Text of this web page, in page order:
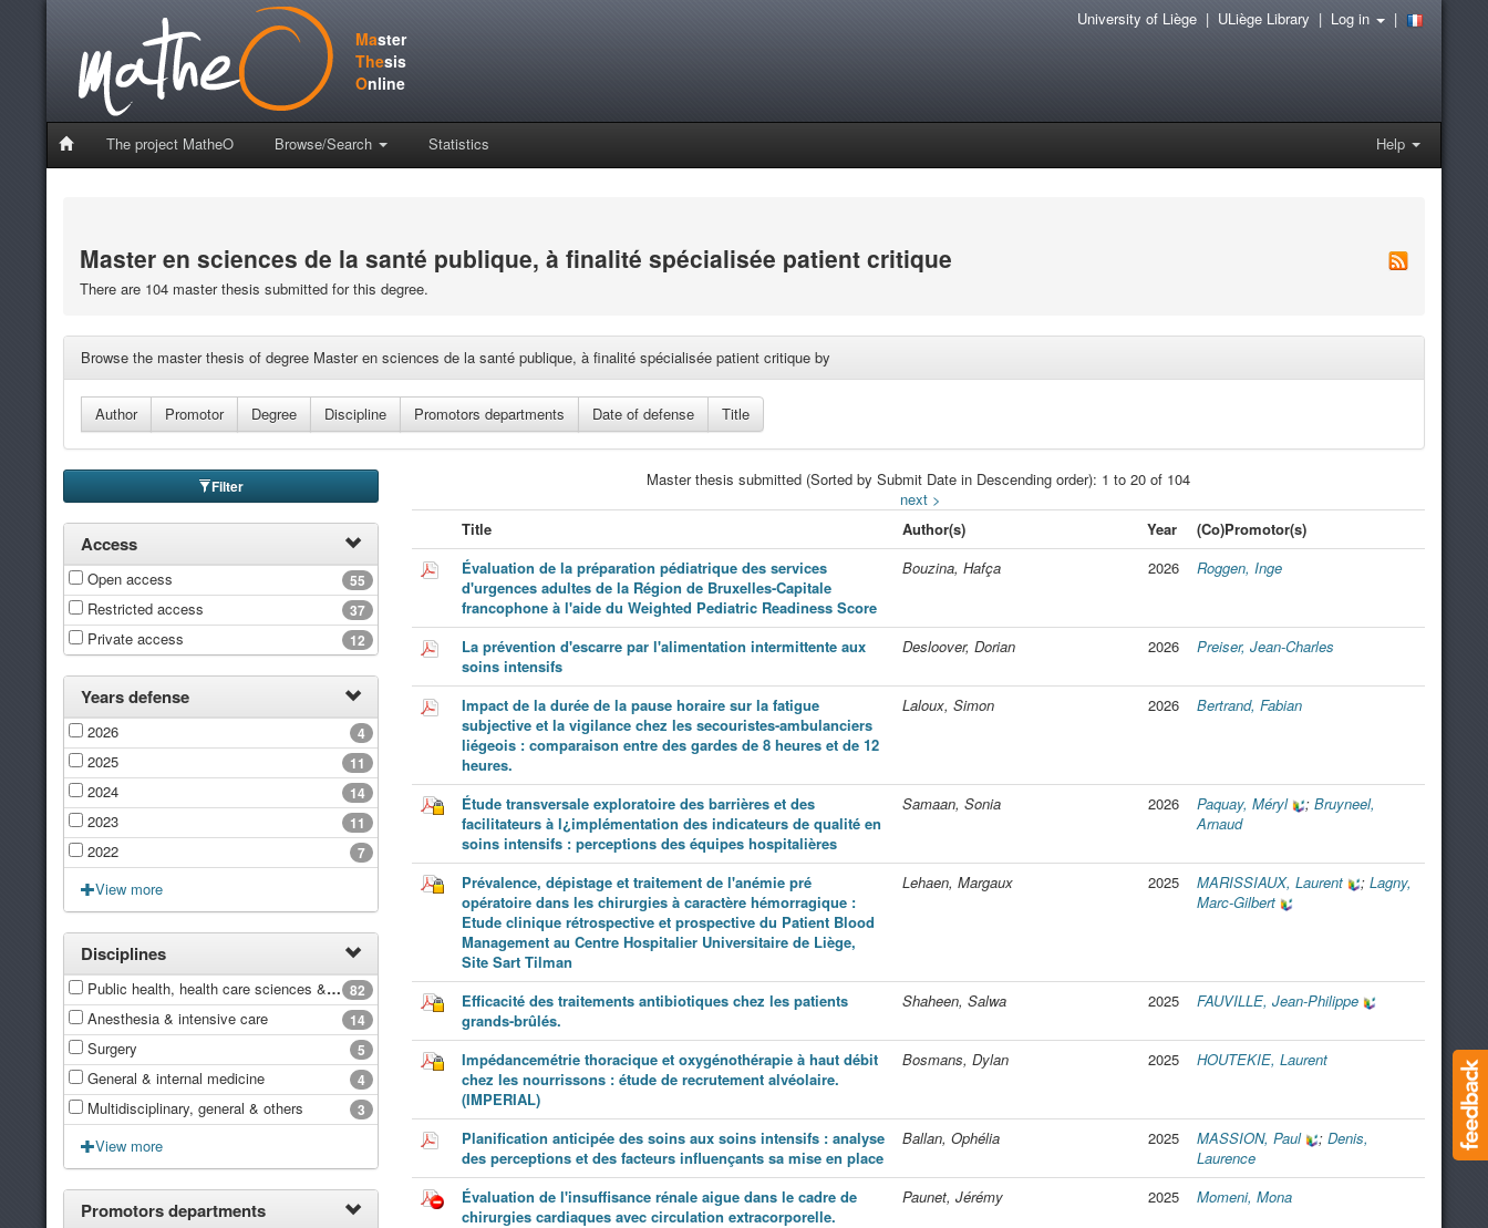
Master
Thesis
Online
The project MatheO Browse/Search Statistics Help
University of Liège| ULiège Library | Log in |
Master en sciences de la santé publique, à finalité spécialisée patient critique
There are 104 master thesis submitted for this degree.
Browse the master thesis of degree Master en sciences de la santé publique, à finalité spécialisée patient critique by
Master thesis submitted (Sorted by Submit Date in Descending order): 1 to 20 of 104
next >
Title
Author(s) Year
(Co)Promotor(s)
Évaluation de la préparation pédiatrique des services
d'urgences adultes de la Région de Bruxelles-Capitale
francophone à l'aide du Weighted Pediatric Readiness Score
Bouzina, Hafça 2026 Roggen, Inge
La prévention d'escarre par l'alimentation intermittente aux
soins intensifs
Desloover, Dorian 2026 Preiser, Jean-Charles
Impact de la durée de la pause horaire sur la fatigue
subjective et la vigilance chez les secouristes-ambulanciers
liégeois : comparaison entre des gardes de 8 heures et de 12
heures.
Laloux, Simon 2026 Bertrand, Fabian
Étude transversale exploratoire des barrières et des
facilitateurs à l¿implémentation des indicateurs de qualité en
soins intensifs : perceptions des équipes hospitalières
Samaan, Sonia 2026 Paquay, Méryl ; Bruyneel,
Arnaud
Prévalence, dépistage et traitement de l'anémie pré
opératoire dans les chirurgies à caractère hémorragique :
Etude clinique rétrospective et prospective du Patient Blood
Management au Centre Hospitalier Universitaire de Liège,
Site Sart Tilman
Lehaen, Margaux 2025 MARISSIAUX, Laurent ; Lagny,
Marc-Gilbert
Efficacité des traitements antibiotiques chez les patients
grands-brûlés.
Shaheen, Salwa 2025 FAUVILLE, Jean-Philippe
Impédancemétrie thoracique et oxygénothérapie à haut débit
chez les nourrissons : étude de recrutement alvéolaire.
(IMPERIAL)
Bosmans, Dylan 2025 HOUTEKIE, Laurent
Planification anticipée des soins aux soins intensifs : analyse
des perceptions et des facteurs influençants sa mise en place
Ballan, Ophélia 2025 MASSION, Paul ; Denis,
Laurence
Évaluation de l'insuffisance rénale aigue dans le cadre de
chirurgies cardiaques avec circulation extracorporelle.
Paunet, Jérémy 2025 Momeni, Mona
Filter
Access
55
Open access
37
Restricted access
12
Private access
Years defense
4
2026
11
2025
14
2024
11
2023
7
2022
View more
Disciplines
82
Public health, health care sciences & services
14
Anesthesia & intensive care
5
Surgery
4
General & internal medicine
3
Multidisciplinary, general & others
View more
Promotors departments